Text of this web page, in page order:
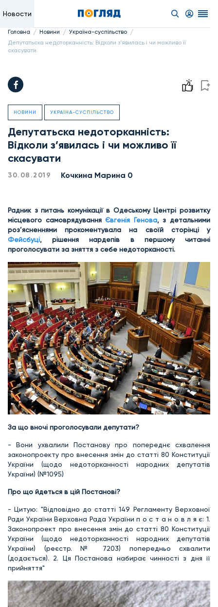
Новости
Головна / Новини / Україна-суспільство /
Депутатьска недоторканність: Відколи з’явилась і чи можливо її
скасувати
НОВИНИ УКРАЇНА-СУСПІЛЬСТВО
Депутатьска недоторканність:
Відколи з’явилась і чи можливо її
скасувати
30.08.2019 Кочкина Марина 0
Радник з питань комунікації в Одеському Центрі розвитку
місцевого самоврядування Євгенія Генова, з детальними
роз’ясненнями прокоментувала на своїй сторінці у
Фейсбуці, рішення нардепів в першому читанні
проголосувати за зняття з себе недоторканості.
За що вночі проголосували депутати?
- Вони ухвалили Постанову про попереднє схвалення
законопроекту про внесення змін до статті 80 Конституції
України (щодо недоторканності народних депутатів
України) (№1095)
Про що йдеться в цій Постанові?
- Цитую: "Відповідно до статті 149 Регламенту Верховної
Ради України Верховна Рада України п о с т а н о в л я є: 1.
Законопроект про внесення змін до статті 80 Конституції
України (щодо недоторканності народних депутатів
України) (реєстр. № 7203) попередньо схвалити
(додається). 2. Ця Постанова набирає чинності з дня її
прийняття"